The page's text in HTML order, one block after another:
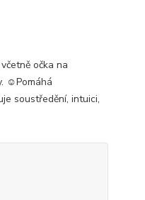
očka na
☺️Pomáhá
soustředění, intuici,